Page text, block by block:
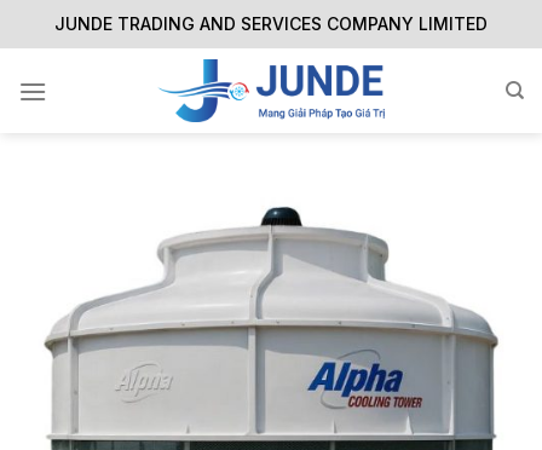
to
JUNDE TRADING AND SERVICES COMPANY LIMITED